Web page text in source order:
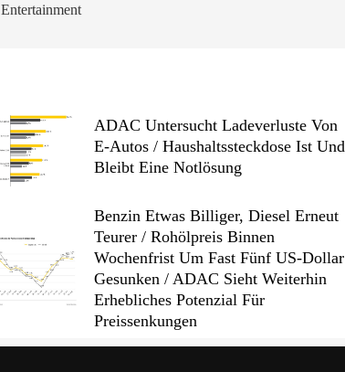
Entertainment
ADAC Untersucht Ladeverluste Von
E-Autos / Haushaltssteckdose Ist Und
Bleibt Eine Notlösung
Benzin Etwas Billiger, Diesel Erneut
Teurer / Rohölpreis Binnen
Wochenfrist Um Fast Fünf US-Dollar
Gesunken / ADAC Sieht Weiterhin
Erhebliches Potenzial Für
Preissenkungen